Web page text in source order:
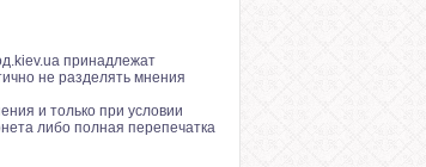
принадлежат
не разделять мнения
и только при условии
либо полная перепечатка